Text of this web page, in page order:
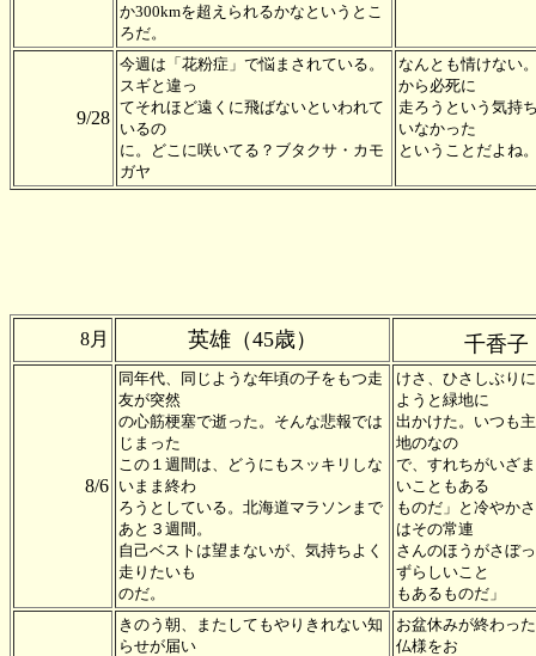
か300kmを超えられるかなというとこ
ろだ。
9/28
今週は「花粉症」で悩まされている。
スギと違っ
てそれほど遠くに飛ばないといわれて
いるの
に。どこに咲いてる？ブタクサ・カモ
ガヤ
なんとも情けない
から必死に
走ろうという気持
いなかった
ということだよ
8月 英雄（45歳） 千香子
8/6
同年代、同じような年頃の子をもつ走
友が突然
の心筋梗塞で逝った。そんな悲報では
じまった
この１週間は、どうにもスッキリしな
いまま終わ
ろうとしている。北海道マラソンまで
あと３週間。
自己ベストは望まないが、気持ちよく
走りたいも
のだ。
けさ、ひさしぶり
ようと緑地に
出かけた。いつも
地のなの
で、すれちがいざ
いこともある
ものだ」と冷やか
はその常連
さんのほうがさぼ
ずらしいこと
もあるものだ」
きのう朝、またしてもやりきれない知
らせが届い
お盆休みが終わっ
仏様をお